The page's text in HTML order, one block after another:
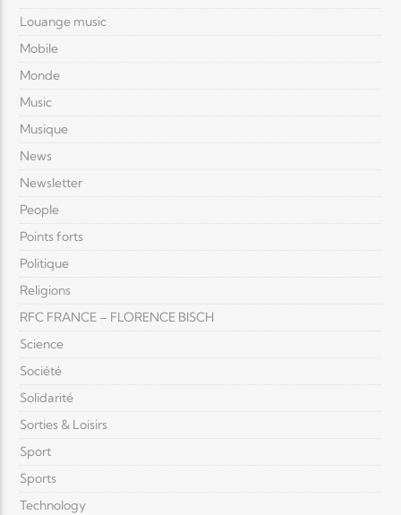
Louange music
Mobile
Monde
Music
Musique
News
Newsletter
People
Points forts
Politique
Religions
RFC FRANCE – FLORENCE BISCH
Science
Société
Solidarité
Sorties & Loisirs
Sport
Sports
Technology